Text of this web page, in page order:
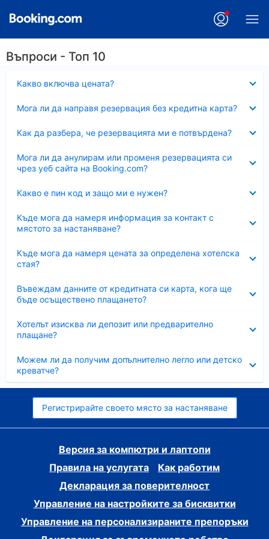
Въпроси - Топ 10
Какво включва цената?
Мога ли да направя резервация без кредитна карта?
Как да разбера, че резервацията ми е потвърдена?
Мога ли да анулирам или променя резервацията си
чрез уеб сайта на Booking.com?
Какво е пин код и защо ми е нужен?
Къде мога да намеря информация за контакт с
мястото за настаняване?
Къде мога да намеря цената за определена хотелска
стая?
Въвеждам данните от кредитната си карта, кога ще
бъде осъществено плащането?
Хотелът изисква ли депозит или предварително
плащане?
Можем ли да получим допълнително легло или детско
креватче?
Регистрирайте своето място за настаняване
Версия за компютри и лаптопи
Правила на услугата
Как работим
Декларация за поверителност
Управление на настройките за бисквитки
Управление на персонализираните препоръки